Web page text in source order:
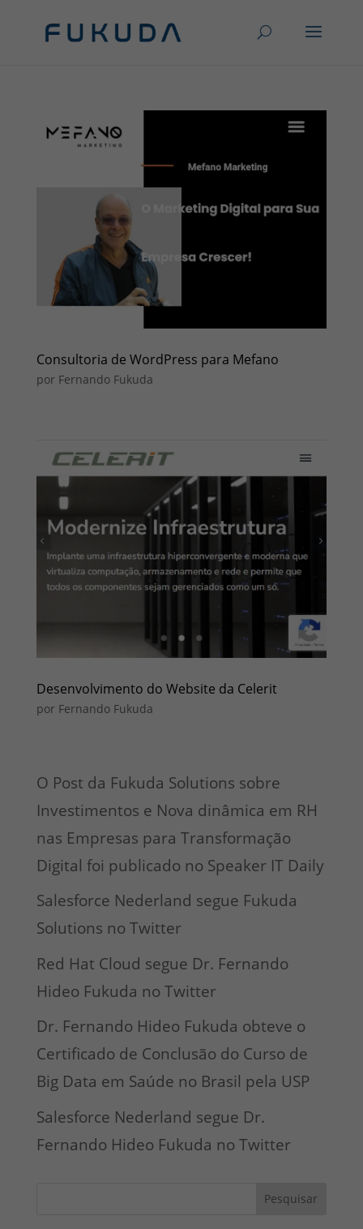
Consultoria de WordPress para Mefano
por Fernando Fukuda
Desenvolvimento do Website da Celerit
por Fernando Fukuda
O Post da Fukuda Solutions sobre
Investimentos e Nova dinâmica em RH
nas Empresas para Transformação
Digital foi publicado no Speaker IT Daily
Salesforce Nederland segue Fukuda
Solutions no Twitter
Red Hat Cloud segue Dr. Fernando
Hideo Fukuda no Twitter
Dr. Fernando Hideo Fukuda obteve o
Certificado de Conclusão do Curso de
Big Data em Saúde no Brasil pela USP
Salesforce Nederland segue Dr.
Fernando Hideo Fukuda no Twitter
Pesquisar